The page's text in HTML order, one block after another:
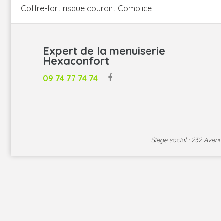
NAVIGATION
DE
L’ARTICLE
Coffre-fort risque courant Complice
Expert de la menuiserie
Hexaconfort
09 74 77 74 74
Siège social : 232